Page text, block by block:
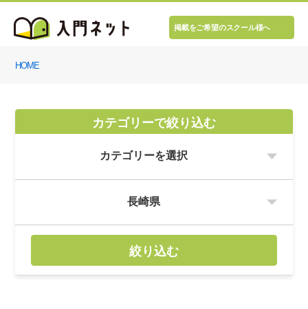
掲載をご希望のスクール様へ
HOME
カテゴリーで絞り込む
絞り込む